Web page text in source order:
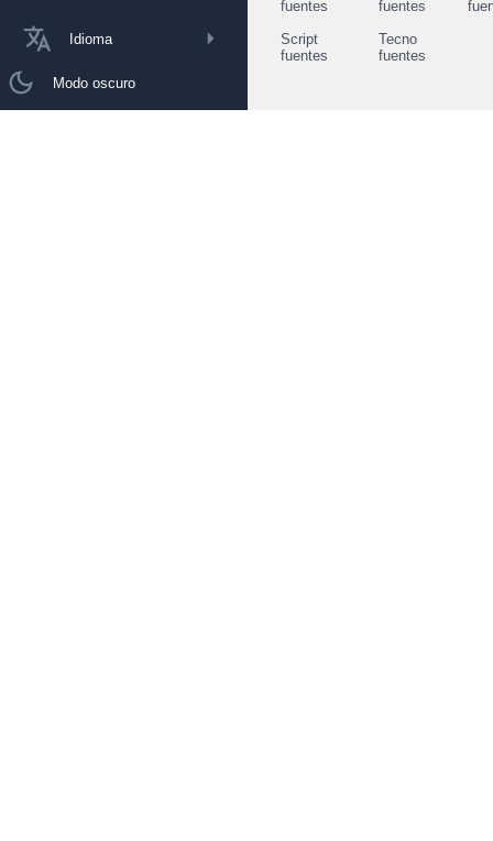
Idioma
Modo oscuro
fuentes fuentes
Script
fuentes
Tecno
fuentes